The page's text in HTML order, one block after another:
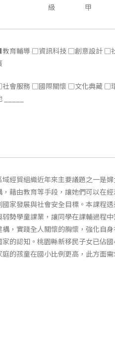
級
甲
育輔導 □資訊科技 □創意設計 □
會服務 □國際關懷 □文化典藏 □
_____
域經貿組織近年來主要議題之一是
，藉由教育等手段，讓她們可以在
國家發展與社會安全目標。本課程
弱勢學童課業，讓同學在課輔過程
構，實踐全人關懷的胸懷，強化自
家的認知。桃園縣新移民子女已佔
庭的孩童在國小比例更高，此方面